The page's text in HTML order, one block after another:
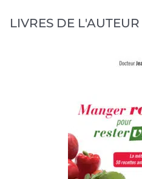
LIVRES DE L'AUTEUR